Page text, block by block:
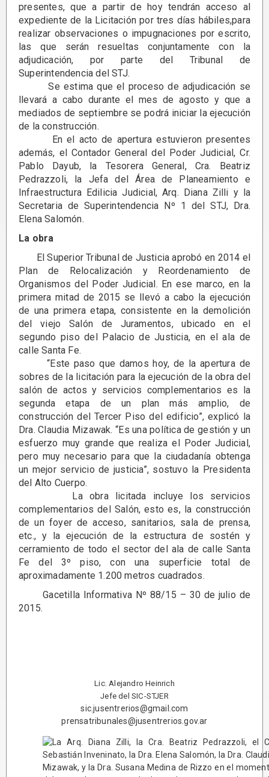
presentes, que a partir de hoy tendrán acceso al
expediente de la Licitación por tres días hábiles,para
realizar observaciones o impugnaciones por escrito,
las que serán resueltas conjuntamente con la
adjudicación, por parte del Tribunal de
Superintendencia del STJ.
Se estima que el proceso de adjudicación se
llevará a cabo durante el mes de agosto y que a
mediados de septiembre se podrá iniciar la ejecución
de la construcción.
En el acto de apertura estuvieron presentes
además, el Contador General del Poder Judicial, Cr.
Pablo Dayub, la Tesorera General, Cra. Beatriz
Pedrazzoli, la Jefa del Área de Planeamiento e
Infraestructura Edilicia Judicial, Arq. Diana Zilli y la
Secretaria de Superintendencia Nº 1 del STJ, Dra.
Elena Salomón.
La obra
El Superior Tribunal de Justicia aprobó en 2014 el
Plan de Relocalización y Reordenamiento de
Organismos del Poder Judicial. En ese marco, en la
primera mitad de 2015 se llevó a cabo la ejecución
de una primera etapa, consistente en la demolición
del viejo Salón de Juramentos, ubicado en el
segundo piso del Palacio de Justicia, en el ala de
calle Santa Fe.
“Este paso que damos hoy, de la apertura de
sobres de la licitación para la ejecución de la obra del
salón de actos y servicios complementarios es la
segunda etapa de un plan más amplio, de
construcción del Tercer Piso del edificio”, explicó la
Dra. Claudia Mizawak. “Es una política de gestión y un
esfuerzo muy grande que realiza el Poder Judicial,
pero muy necesario para que la ciudadanía obtenga
un mejor servicio de justicia”, sostuvo la Presidenta
del Alto Cuerpo.
La obra licitada incluye los servicios
complementarios del Salón, esto es, la construcción
de un foyer de acceso, sanitarios, sala de prensa,
etc., y la ejecución de la estructura de sostén y
cerramiento de todo el sector del ala de calle Santa
Fe del 3º piso, con una superficie total de
aproximadamente 1.200 metros cuadrados.
Gacetilla Informativa Nº 88/15 – 30 de julio de
2015.
Lic. Alejandro Heinrich
Jefe del SIC-STJER
sic.jusentrerios@gmail.com
prensatribunales@jusentrerios.gov.ar